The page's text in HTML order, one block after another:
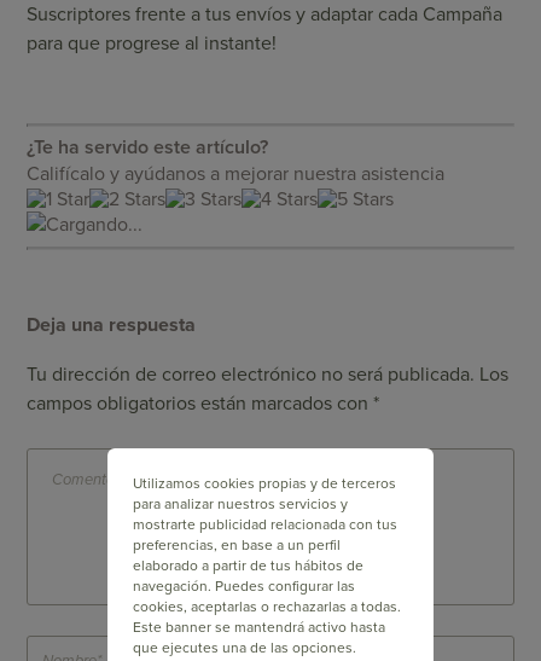
Suscriptores frente a tus envíos y adaptar cada Campaña
para que progrese al instante!
¿Te ha servido este artículo?
Califícalo y ayúdanos a mejorar nuestra asistencia
Cargando...
Deja una respuesta
Tu dirección de correo electrónico no será publicada. Los
campos obligatorios están marcados con *
Utilizamos cookies propias y de terceros
para analizar nuestros servicios y
mostrarte publicidad relacionada con tus
preferencias, en base a un perfil
elaborado a partir de tus hábitos de
navegación. Puedes configurar las
cookies, aceptarlas o rechazarlas a todas.
Este banner se mantendrá activo hasta
que ejecutes una de las opciones.